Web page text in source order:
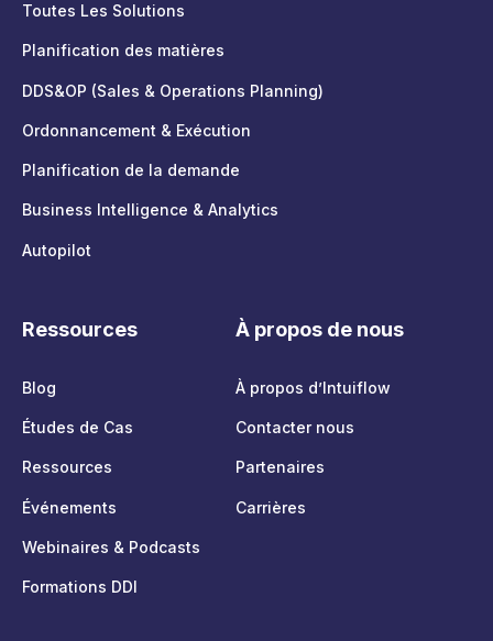
Toutes Les Solutions
Planification des matières
DDS&OP (Sales & Operations Planning)
Ordonnancement & Exécution
Planification de la demande
Business Intelligence & Analytics
Autopilot
Ressources
Blog
Études de Cas
Ressources
Événements
Webinaires & Podcasts
Formations DDI
À propos de nous
À propos d’Intuiflow
Contacter nous
Partenaires
Carrières